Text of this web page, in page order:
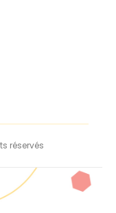
réservés